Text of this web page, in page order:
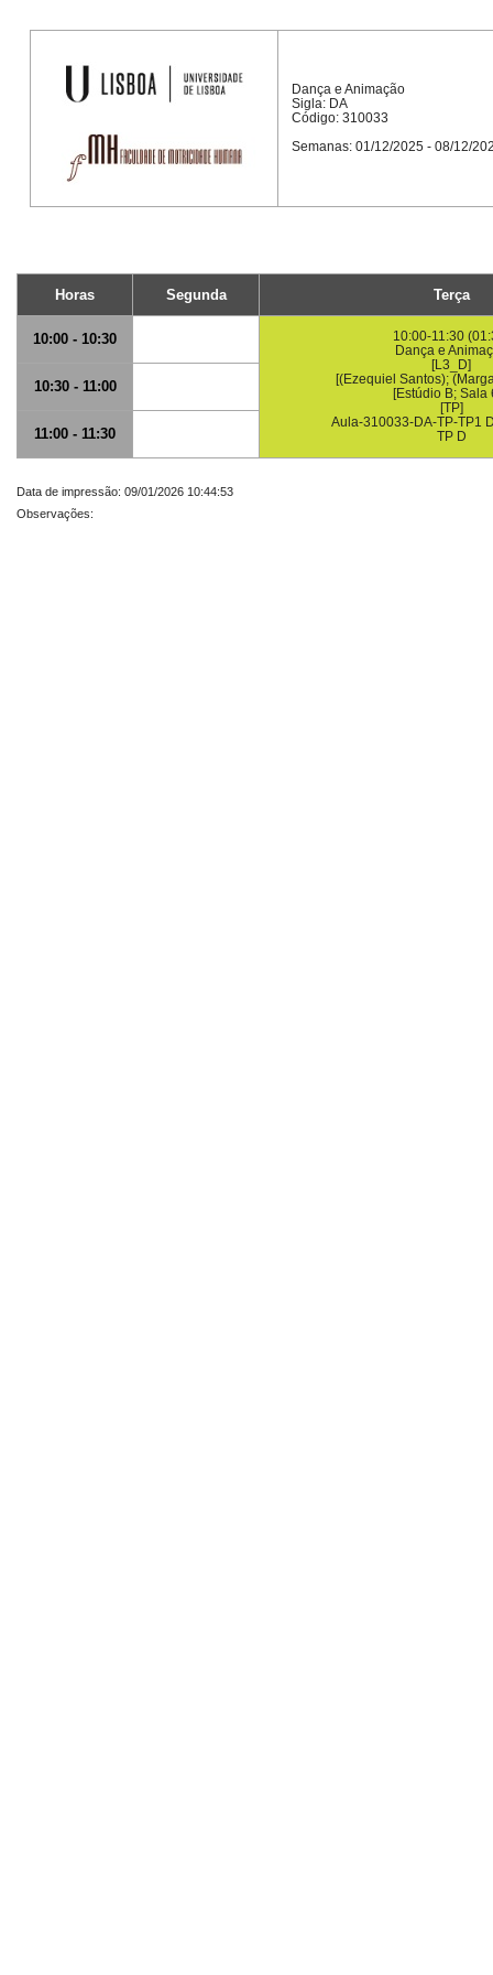
Dança e Animação
Sigla: DA
Código: 310033
Semanas: 01/12/2025 - 08/12/
Horas Segunda Terça
10:00 - 10:30
10:00-11:30
Dança e
[L3_D]
[(Ezequiel Santos);
[Estúdio B; Sala
[TP]
Aula-310033-DA-TP-TP1
TP D
10:30 - 11:00
11:00 - 11:30
Data de impressão: 09/01/2026 10:44:53
Observações: